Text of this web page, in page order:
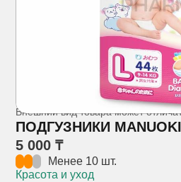
Внешний вид товара может
ПОДГУЗНИКИ
5 000 ₸
Менее 10 шт.
Красота и уход